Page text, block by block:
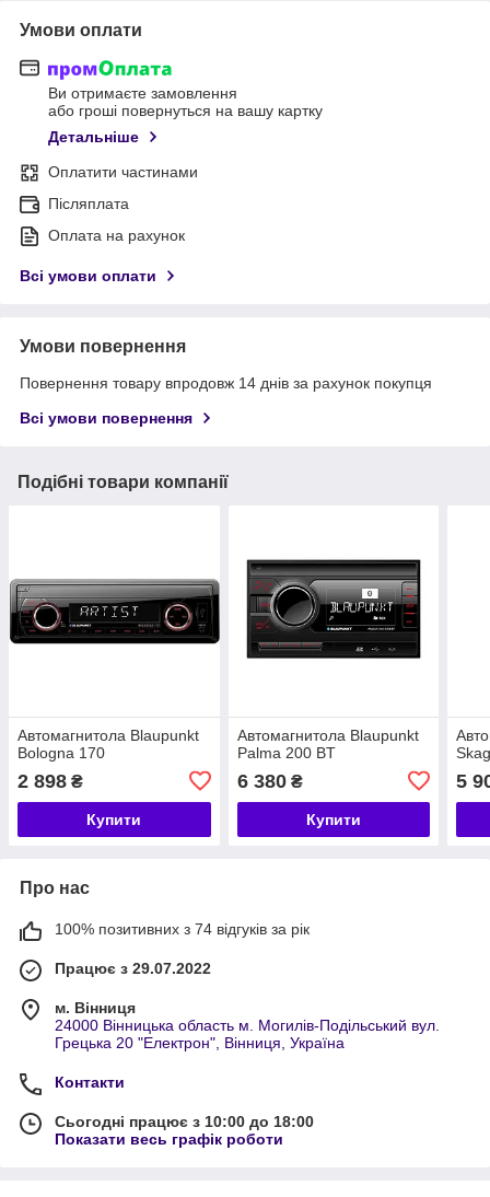
Умови оплати
Ви отримаєте замовлення
або гроші повернуться на вашу картку
Детальніше
Оплатити частинами
Післяплата
Оплата на рахунок
Всі умови оплати
Умови повернення
Повернення товару впродовж 14 днів за рахунок покупця
Всі умови повернення
Подібні товари компанії
Автомагнитола Blaupunkt
Bologna 170
2 898 ₴
Купити
Автомагнитола Blaupunkt
Palma 200 BT
6 380₴
Купити
5
Про нас
100% позитивних з 74 відгуків за рік
Працює з 29.07.2022
м. Вінниця
24000 Вінницька область м. Могилів-Подільський вул.
Грецька 20 "Електрон", Вінниця, Україна
Контакти
Сьогодні працює з 10:00 до 18:00
Показати весь графік роботи